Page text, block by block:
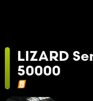
LIZARD
50000